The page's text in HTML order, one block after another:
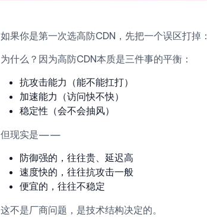
如果你是第一次选高防CDN，先把一个误区打掉：
为什么？因为高防CDN本质是三件事的平衡：
抗攻击能力（能不能扛打）
加速能力（访问快不快）
稳定性（会不会抽风）
但现实是——
防御强的，往往贵、延迟高
速度快的，往往抗攻击一般
便宜的，往往不稳定
这不是厂商问题，是技术结构决定的。